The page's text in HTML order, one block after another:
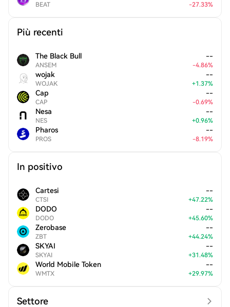
BEAT -27.33%
Più recenti
The Black Bull
ANSEM
--
-4.86%
wojak
WOJAK
--
+1.37%
Cap
CAP
--
-0.69%
Nesa
NES
--
+0.96%
Pharos
PROS
--
-8.19%
In positivo
Cartesi
CTSI
--
+47.22%
DODO
DODO
--
+45.60%
Zerobase
ZBT
--
+44.24%
SKYAI
SKYAI
--
+31.48%
World Mobile Token
WMTX
--
+29.97%
Settore